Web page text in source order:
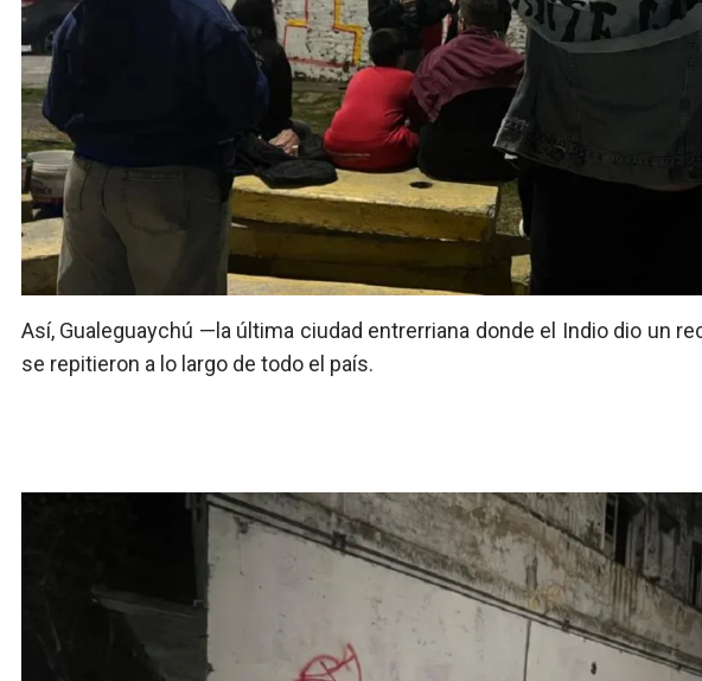
Así, Gualeguaychú —la última ciudad entrerriana donde el Indio dio un
se repitieron a lo largo de todo el país.